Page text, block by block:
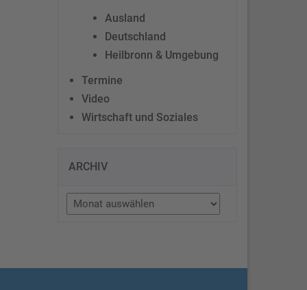
Ausland
Deutschland
Heilbronn & Umgebung
Termine
Video
Wirtschaft und Soziales
ARCHIV
Archiv